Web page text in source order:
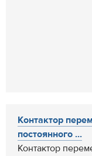
Контактор
постоянного ...
Контактор